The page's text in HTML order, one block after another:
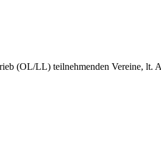
(OL/LL) teilnehmenden Vereine, lt.